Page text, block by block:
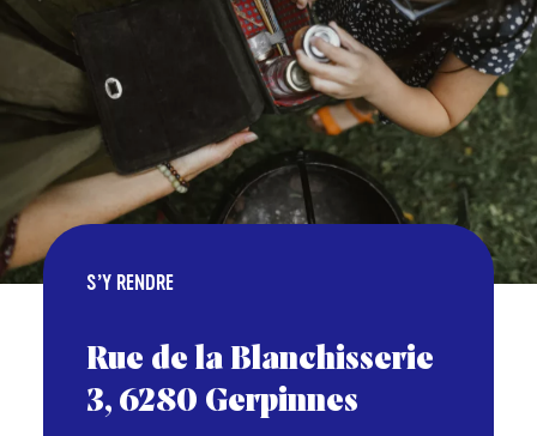
S’Y RENDRE
Rue de la Blanchisserie
3, 6280 Gerpinnes